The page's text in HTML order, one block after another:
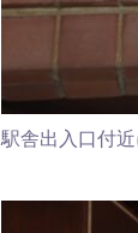
駅舎出入口付